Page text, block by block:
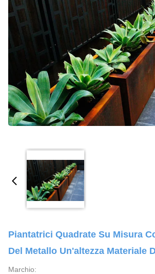
Piantatrici Quadrate Su Misura
Del Metallo Un'altezza Materiale
Marchio: